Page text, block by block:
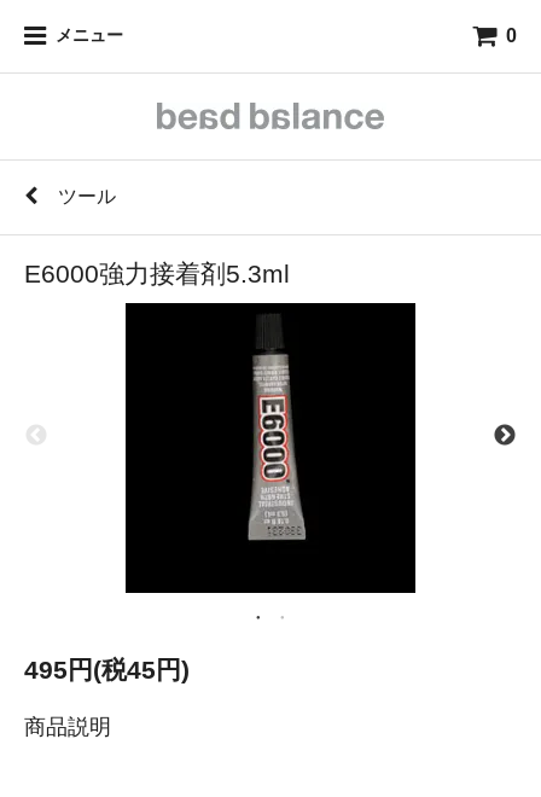
メニュー 0
ツール
E6000強力接着剤5.3ml
495円(税45円)
商品説明